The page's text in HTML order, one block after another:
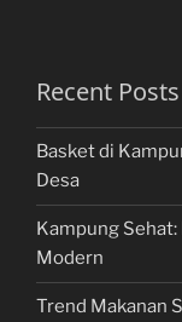
Recent Posts
Basket di
Desa
Kampung Sehat:
Modern
Trend Makanan